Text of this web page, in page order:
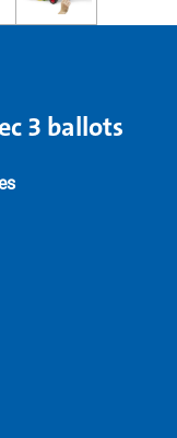
3 ballots